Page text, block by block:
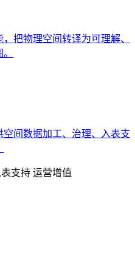
把物理空间转译为可理解、
间数据加工、治理、入表支
支持 运营增值